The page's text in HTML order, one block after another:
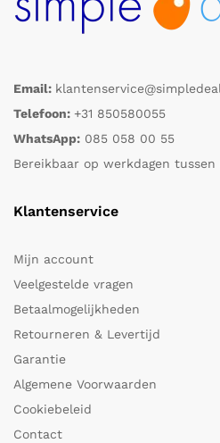
Email:
Telefoon: +31 850580055
WhatsApp: 085 058 00 55
Bereikbaar op werkdagen
Klantenservice
Mijn account
Veelgestelde vragen
Betaalmogelijkheden
Retourneren & Levertijd
Garantie
Algemene Voorwaarden
Cookiebeleid
Contact